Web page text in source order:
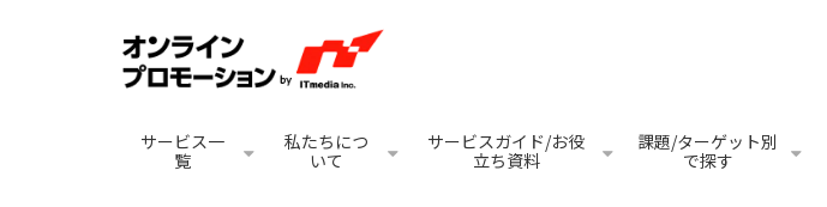
サービス一
覧
私たちにつ
いて
サービスガイド/お役
立ち資料
課題/ターゲット別
で探す